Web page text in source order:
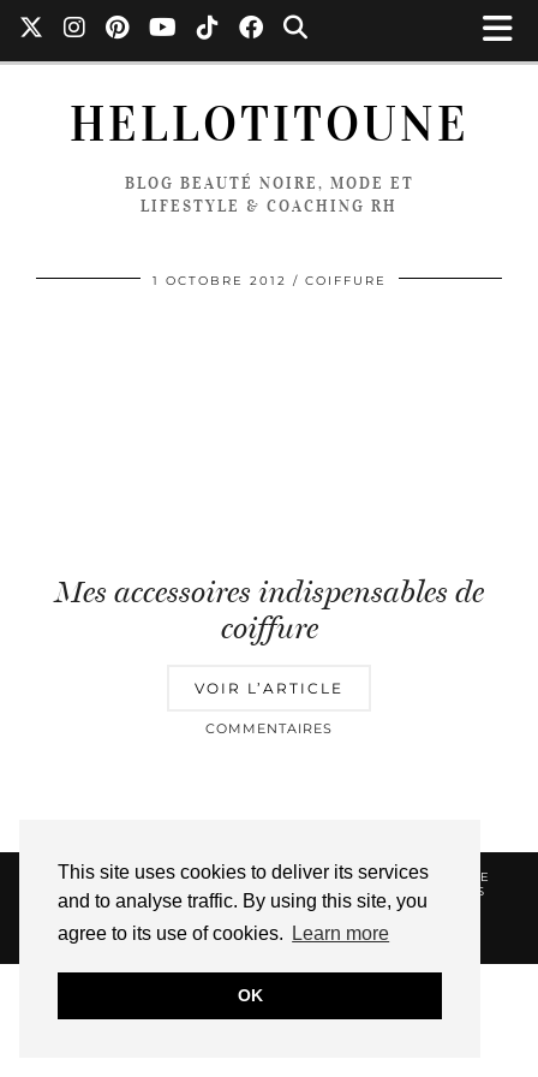
This site uses cookies to deliver its services
and to analyse traffic. By using this site, you
agree to its use of cookies.
Learn more
OK
HELLOTITOUNE
BLOG BEAUTÉ NOIRE, MODE ET
LIFESTYLE & COACHING RH
1 OCTOBRE 2012 COIFFURE
Mes accessoires indispensables de
coiffure
VOIR L’ARTICLE
COMMENTAIRES
© 2026HELLOTITOUNE CONTACT
POLITIQUE DE
CONFIDENTIALITÉ
VUE DANS LA PRESSE
LIENS
AFFILIES
WEBSITE DESIGN BYpipdig